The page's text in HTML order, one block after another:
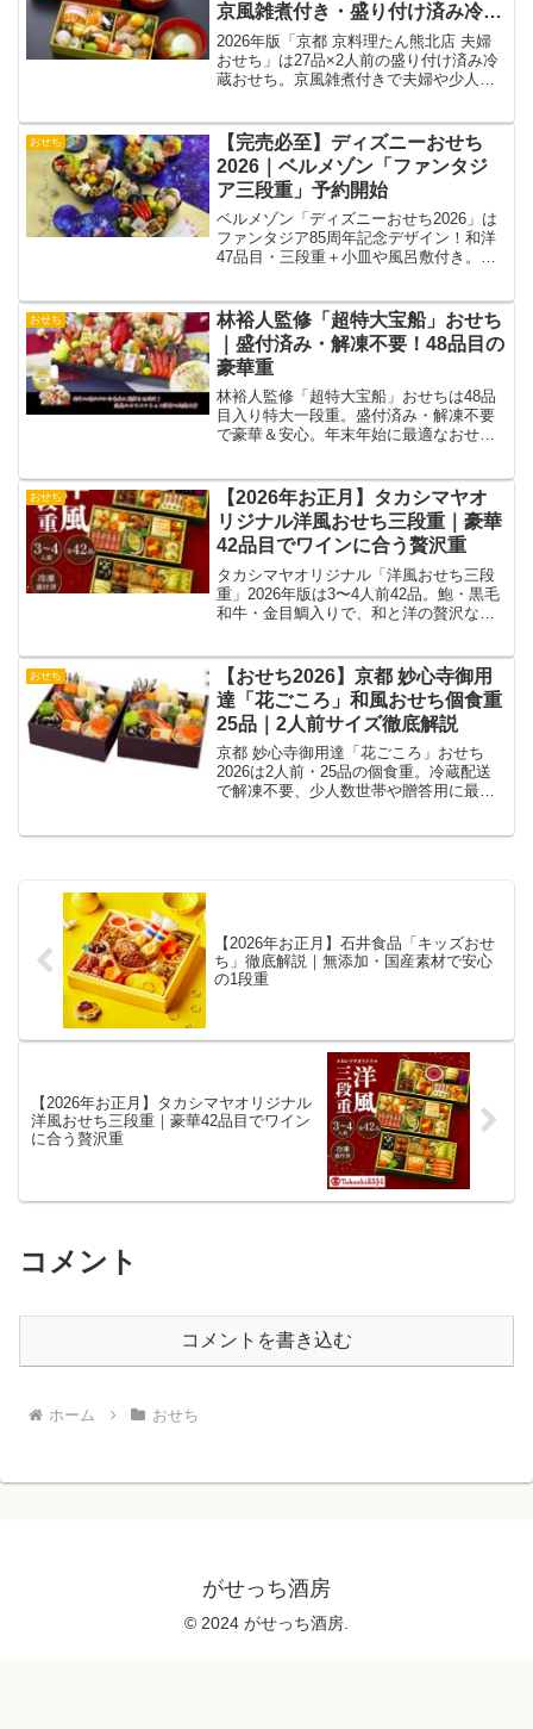
京風雑煮付き・盛り付け済み冷蔵
おせち
2026年版「京都 京料理たん熊北店 夫婦
おせち」は27品×2人前の盛り付け済み冷
蔵おせち。京風雑煮付きで夫婦や少人数
おせち
【完売必至】ディズニーおせち
2026｜ベルメゾン「ファンタジ
ア三段重」予約開始
ベルメゾン「ディズニーおせち2026」は
ファンタジア85周年記念デザイン！和洋
47品目・三段重＋小皿や風呂敷付き。予
おせち
林裕人監修「超特大宝船」おせち
｜盛付済み・解凍不要！48品目の
豪華重
林裕人監修「超特大宝船」おせちは48品
目入り特大一段重。盛付済み・解凍不要
で豪華＆安心。年末年始に最適なおせち
おせち
【2026年お正月】タカシマヤオ
リジナル洋風おせち三段重｜豪華
42品目でワインに合う贅沢重
タカシマヤオリジナル「洋風おせち三段
重」2026年版は3〜4人前42品。鮑・黒毛
和牛・金目鯛入りで、和と洋の贅沢なお
おせち
【おせち2026】京都 妙心寺御用
達「花ごころ」和風おせち個食重
25品｜2人前サイズ徹底解説
京都 妙心寺御用達「花ごころ」おせち
2026は2人前・25品の個食重。冷蔵配送
で解凍不要、少人数世帯や贈答用に最
【2026年お正月】石井食品「キッズおせ
ち」徹底解説｜無添加・国産素材で安心
の1段重
【2026年お正月】タカシマヤオリジナル
洋風おせち三段重｜豪華42品目でワイン
に合う贅沢重
コメント
コメントを書き込む
ホーム おせち
がせっち酒房
© 2024 がせっち酒房.